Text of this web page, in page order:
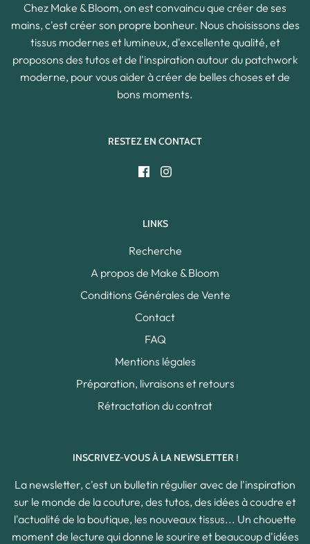
Chez Make & Bloom, on est convaincu que créer de ses
mains, c'est créer son propre bonheur. Nous choisissons des
tissus modernes et lumineux, d'excellente qualité, et
proposons des tutos et de l'inspiration autour du patchwork
moderne, pour vous aider à créer de belles choses et de
bons moments.
RESTEZ EN CONTACT
LINKS
Recherche
A propos de Make & Bloom
Conditions Générales de Vente
Contact
FAQ
Mentions légales
Préparation, livraisons et retours
Rétractation du contrat
INSCRIVEZ-VOUS À LA NEWSLETTER !
La newsletter, c'est un bulletin régulier avec de l'inspiration
sur le monde de la couture, des tutos, des idées à coudre et
l'actualité de la boutique, les nouveaux tissus... Un chouette
moment de lecture qui donne le sourire et beaucoup d'idées